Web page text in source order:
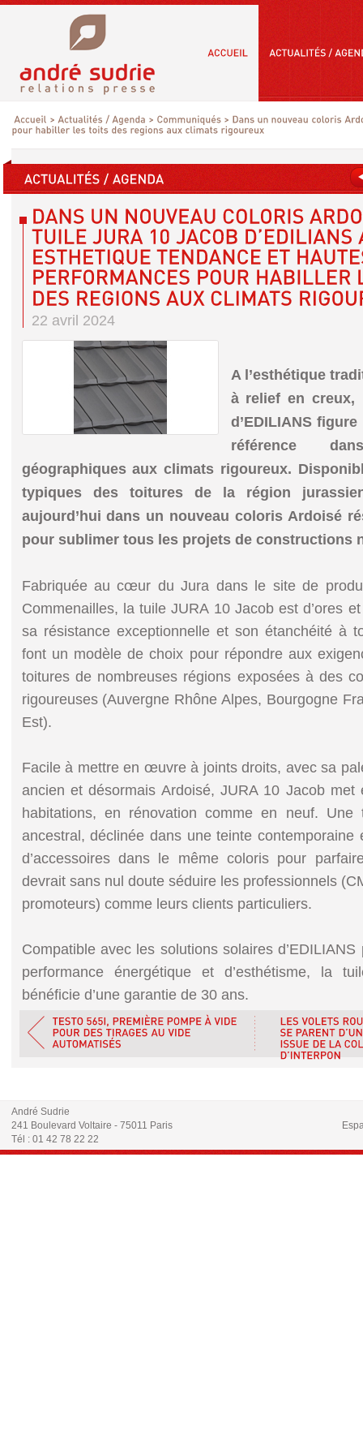
22 avril 2024
A l’esthétique
à relief en creux,
d’EDILIANS
référence
géographiques aux climats rigoureux.
typiques des toitures de la région
aujourd’hui dans un nouveau coloris Ardoisé
pour sublimer tous les projets de constructions
Fabriquée au cœur du Jura dans le site de
Commenailles, la tuile JURA 10 Jacob est d’ores
sa résistance exceptionnelle et son étanchéité à
font un modèle de choix pour répondre aux
toitures de nombreuses régions exposées à des
rigoureuses (Auvergne Rhône Alpes, Bourgogne
Est).
Facile à mettre en œuvre à joints droits, avec sa
ancien et désormais Ardoisé, JURA 10 Jacob met
habitations, en rénovation comme en neuf. Une
ancestral, déclinée dans une teinte contemporaine
d’accessoires dans le même coloris pour
devrait sans nul doute séduire les professionnels
promoteurs) comme leurs clients particuliers.
Compatible avec les solutions solaires
performance énergétique et d’esthétisme, la
bénéficie d’une garantie de 30 ans.
André Sudrie
241 Boulevard Voltaire - 75011 Paris
Tél : 01 42 78 22 22